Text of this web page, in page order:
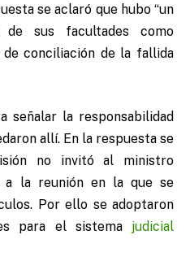
se aclaró que hubo “un
sus facultades como
conciliación de la fallida
señalar la responsabilidad
allí. En la respuesta se
no invitó al ministro
a la reunión en la que se
Por ello se adoptaron
para el sistema judicial